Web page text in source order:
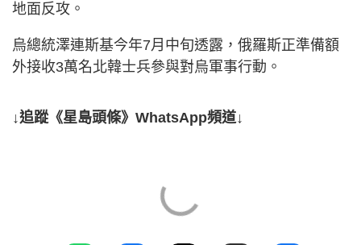
地面反攻。
烏總統澤連斯基今年7月中旬透露，俄羅斯正準備額
外接收3萬名北韓士兵參與對烏軍事行動。
↓追蹤《星島頭條》WhatsApp頻道↓